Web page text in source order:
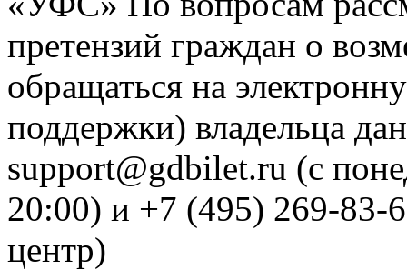
претензий граждан о
обращаться на
поддержки) владельца
support@gdbilet.ru (с
20:00) и +7 (495) 269-83-
центр)